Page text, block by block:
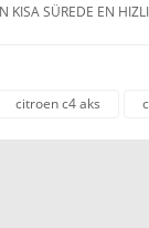
KISA SÜREDE EN
citroen c4 aks